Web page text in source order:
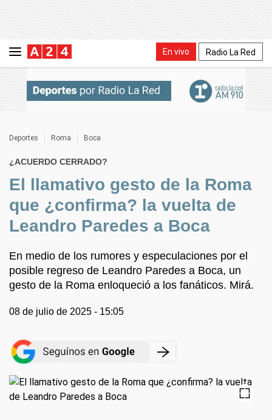
En vivo Radio La Red
Deportes Roma Boca
¿ACUERDO CERRADO?
El llamativo gesto de la Roma
que ¿confirma? la vuelta de
Leandro Paredes a Boca
En medio de los rumores y especulaciones por el
posible regreso de Leandro Paredes a Boca, un
gesto de la Roma enloqueció a los fanáticos. Mirá.
08 de julio de 2025 - 15:05